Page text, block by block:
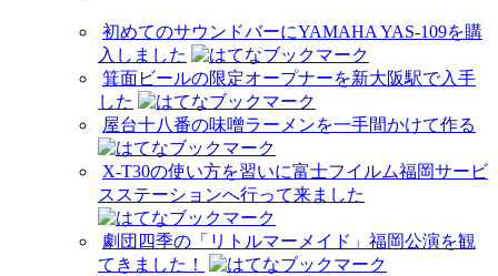
初めてのサウンドバーにYAMAHA YAS-109を購
入しました
箕面ビールの限定オープナーを新大阪駅で入手
した
屋台十八番の味噌ラーメンを一手間かけて作る
X-T30の使い方を習いに富士フイルム福岡サービ
スステーションへ行って来ました
劇団四季の「リトルマーメイド」福岡公演を観
てきました！